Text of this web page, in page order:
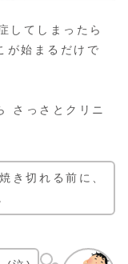
してしまったら
が始まるだけで
さっさとクリニ
き切れる前に、